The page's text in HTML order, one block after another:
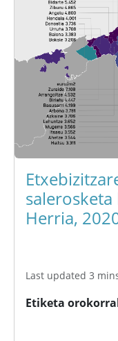
Herria,
Last updated 3
Etiketa